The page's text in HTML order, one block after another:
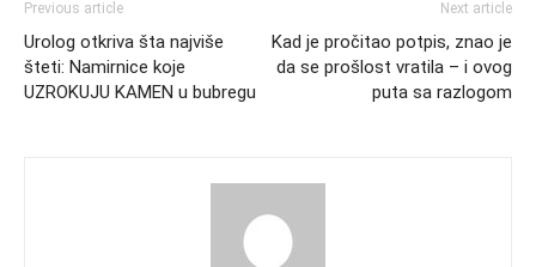
Previous article
Urolog otkriva šta najviše
šteti: Namirnice koje
UZROKUJU KAMEN u bubregu
Next article
Kad je pročitao potpis, znao je
da se prošlost vratila – i ovog
puta sa razlogom